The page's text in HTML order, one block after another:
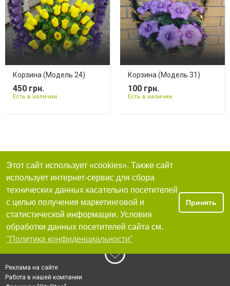
Корзина (Модель 24)
450 грн.
Есть в наличии
Корзина (Модель 31)
100 грн.
Есть в наличии
Этот сайт использует «cookies». Также сайт
использует интернет-сервис для сбора
технических данных касательно посетителей
с целью получения маркетинговой и
статистической информации. Условия
обработки данных посетителей сайта см.
"Политика конфиденциальности"
Принять
Реклама на сайте
Работа в нашей компании